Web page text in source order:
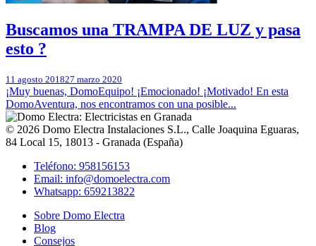
Buscamos una TRAMPA DE LUZ y pasa
esto ?
11 agosto 201827 marzo 2020
¡Muy buenas, DomoEquipo! ¡Emocionado! ¡Motivado! En esta
DomoAventura, nos encontramos con una posible...
© 2026 Domo Electra Instalaciones S.L., Calle Joaquina Eguaras,
84 Local 15, 18013 - Granada (España)
Teléfono: 958156153
Email: info@domoelectra.com
Whatsapp: 659213822
Sobre Domo Electra
Blog
Consejos